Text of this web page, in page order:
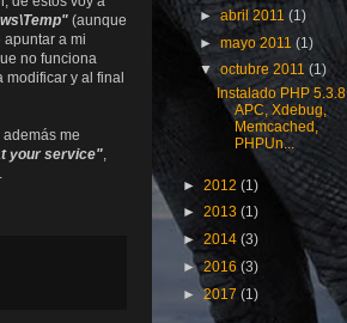
(aunque
apuntar a mi
no funciona
y al final
me
your service"
►abril 2011 (1)
►mayo 2011 (1)
▼
octubre 2011 (1)
Instalado PHP 5.3.8,
APC, Xdebug,
Memcached,
PHPUn...
► 2012 (1)
► 2013 (1)
► 2014 (3)
►2016 (3)
►2017 (1)